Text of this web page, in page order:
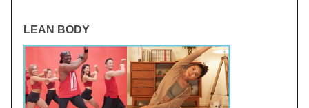
LEAN BODY